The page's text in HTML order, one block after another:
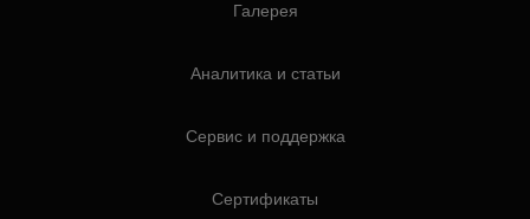
Галерея
Аналитика и статьи
Сервис и поддержка
Сертификаты